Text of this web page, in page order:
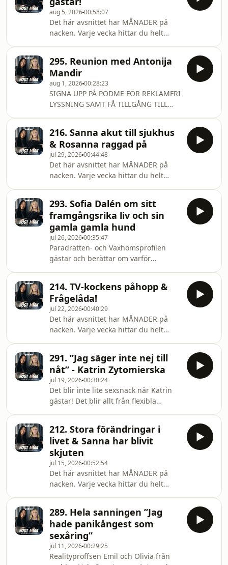
aug 5, 202600:58:07
Det här avsnittet har MÅNADER på
nacken. Varje vecka hittar du helt
i 14 dagar - signa upp dig på
podme.com!
295. Reunion med Antonija
Mandir
aug 1, 202600:28:23
SIGNA UPP PÅ PODME FÖR REKLAMFRI
LYSSNING SAMT FÅ TILLGÅNG TILL
Rosanna ned tillsammans med
Antonija Mandir och pratar om livet,
löpningen, dåliga knän och
framförallt hennes dejtingliv!&nbsp;
216. Sanna akut till sjukhus
& Rosanna raggad på
jul 29, 202600:44:48
Det här avsnittet har MÅNADER på
nacken. Varje vecka hittar du helt
i 14 dagar - signa upp dig på
podme.com!
293. Sofia Dalén om sitt
framgångsrika liv och sin
gamla gamla hund
jul 26, 202600:35:47
Paradrätten- och Vaxhomsprofilen
gästar och berättar om varför
tillfällen i närtid som hon blivit lurad
av teknikens krafter.&nbsp;
214. TV-kockens påhopp &
Frågelåda!
jul 22, 202600:40:29
Det här avsnittet har MÅNADER på
nacken. Varje vecka hittar du helt
i 14 dagar - signa upp dig på
podme.com!
291. ”Jag säger inte nej till
nåt” - Katrin Zytomierska
jul 19, 202600:30:24
Det blir inte lite sexsnack när Katrin
gästar! Det blir allt från flexibla
212. Stora förändringar i
livet & Sanna har blivit
skjuten
jul 15, 202600:52:54
Det här avsnittet har MÅNADER på
nacken. Varje vecka hittar du helt
i 14 dagar - signa upp dig på
podme.com!
289. Hela sanningen ”Jag
hade panikångest som
sexåring”
jul 11, 202600:29:25
Realityproffsen Emil och Olivia från